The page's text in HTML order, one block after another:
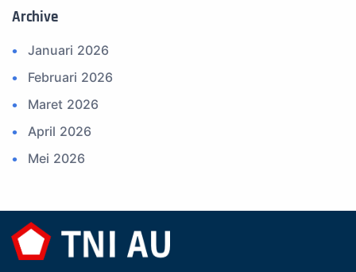
13. Satuan Karya Dirgantara - Pramuka
21. Latihan TNI AU
22. Latihan TNI
Archive
Januari 2026
Februari 2026
Maret 2026
April 2026
Mei 2026
Juli 2026
Agustus 2026